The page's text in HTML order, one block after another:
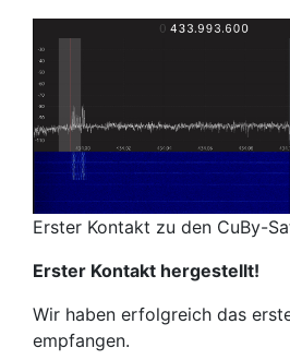
Erster Kontakt zu den CuBy-
Erster Kontakt hergestellt!
Wir haben erfolgreich das
empfangen.